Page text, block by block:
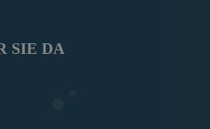
SIE DA